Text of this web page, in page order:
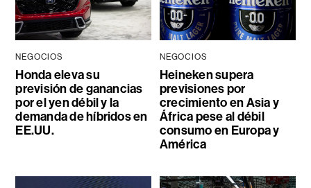
NEGOCIOS
Honda eleva su
previsión de ganancias
por el yen débil y la
demanda de híbridos en
EE.UU.
NEGOCIOS
Heineken supera
previsiones por
crecimiento en Asia y
África pese al débil
consumo en Europa y
América